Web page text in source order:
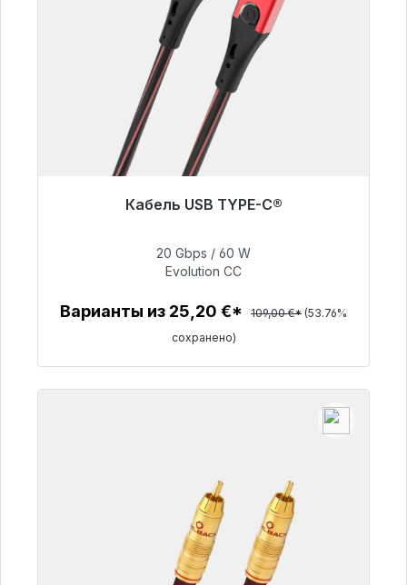
Кабель USB TYPE-C®
поставки 48 часов*
Детали
20 Gbps / 60 W
Evolution CC
Варианты из 25,20 €* 109,00 €* (53.76%
сохранено)